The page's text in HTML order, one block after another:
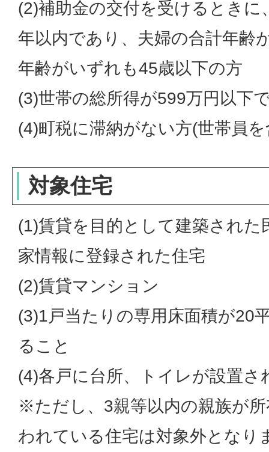
(2)補助金の交付を受けるときに
年以内であり、夫婦の合計年齢
年齢がいずれも45歳以下の方
(3)世帯の総所得が599万円以下
(4)町税に滞納がない方(世帯員
対象住宅
(1)賃貸を目的として建築された
家情報に登録された住宅
(2)賃貸マンション
(3)1戸当たりの専用床面積が20
ること
(4)各戸に台所、トイレが設置さ
※ただし、3親等以内の親族が
われている住宅は対象外となり